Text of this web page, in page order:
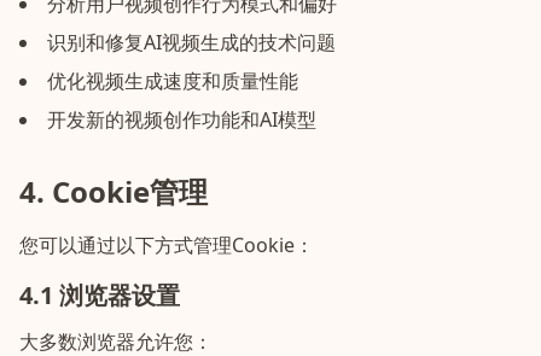
识别和修复AI视频生成的技术问题
优化视频生成速度和质量性能
开发新的视频创作功能和AI模型
4. Cookie管理
您可以通过以下方式管理Cookie：
4.1 浏览器设置
大多数浏览器允许您：